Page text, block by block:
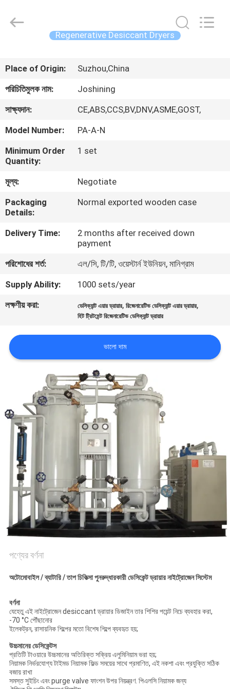
পণ্য
ভ্রমণ
নিয়ন্ত্রণ
সাথে
যোগাযোগ
খবর
একটি
উদ্ধৃতি
অনুরোধ
করুন
NEWS
সাইট
গোপনীয়তা
নীতি
Technology
Co.,Ltd.
Regenerative Desiccant Dryers
Place of Origin:
Suzhou,China
পরিচিতিমুলক নাম:
Joshining
সাক্ষ্যদান:
CE,ABS,CCS,BV,DNV,ASME,GOST,
Model Number:
PA-A-N
Minimum Order
Quantity:
1 set
মূল্য:
Negotiate
Packaging
Details:
Normal exported wooden case
Delivery Time:
2 months after received down
payment
পরিশোধের শর্ত:
এল/সি, টি/টি, ওয়েস্টার্ন ইউনিয়ন, মানিগ্রাম
Supply Ability:
1000 sets/year
লক্ষণীয় করা:
ডেসিক্যান্ট এয়ার ড্রায়ার,রিজেনারেটিভ ডেসিক্যান্ট এয়ার ড্রায়ার,
হিট ট্রিটমেন্ট রিজেনারেটিভ ডেসিক্যান্ট ড্রায়ার
ভালো দাম
পণ্যের বর্ণনা
অটোমোবাইল / ব্যাটারি / তাপ চিকিত্সা পুনরুদ্ধারকারী ডেসিকেন্ট ড্রায়ার নাইট্রোজেন সিস্টেম
বর্ণনা
যেহেতু এই নাইট্রোজেন desiccant ড্রায়ার ডিজাইন তার শিশির পয়েন্ট নিচে ব্যবহার করা,
-70 °C পৌঁছানোর
ইলেকট্রন, রাসায়নিক শিল্পের মতো বিশেষ শিল্পে ব্যবহৃত হয়;
উচ্চমানের ডেসিকেন্টস
প্রতিটি টাওয়ারে উচ্চমানের অতিরিক্ত সক্রিয় এলুমিনিয়াম ভরা হয়;
নিয়ামক নির্ভরযোগ্য টাইমড নিয়ামক ফিল্ড সময়ের সাথে প্রমাণিত, এই নকশা এবং প্রযুক্তি সঠিক
বজায় রাখা
সমস্ত সুইচিং এবং purge valve ফাংশন উপর নিয়ন্ত্রণ. পিএলসি নিয়ামক জন্য